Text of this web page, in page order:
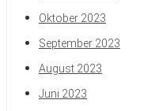
Oktober 2023
September 2023
August 2023
Juni 2023